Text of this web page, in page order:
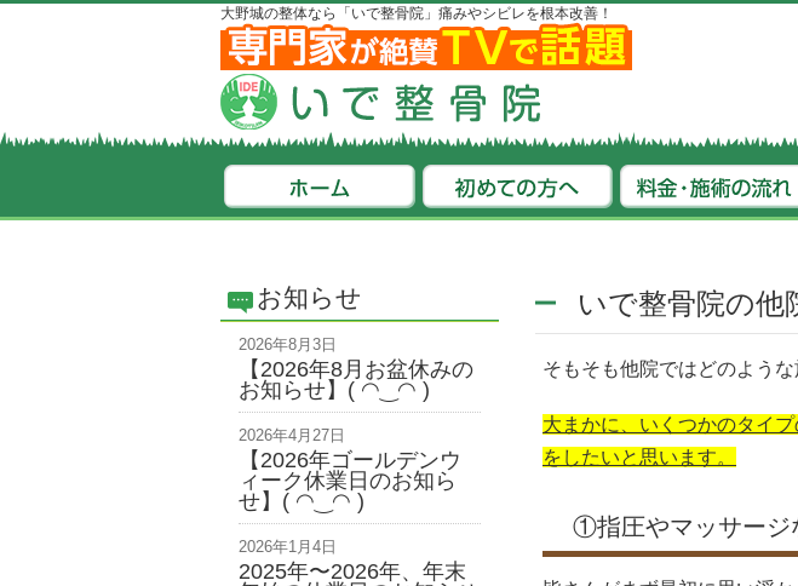
大野城の整体なら「いで整骨院」痛みやシビレを根本改善！
お知らせ
2026年8月3日
【2026年8月お盆休みの
お知らせ】( ◠‿◠ )
2026年4月27日
【2026年ゴールデンウ
ィーク休業日のお知ら
せ】( ◠‿◠ )
2026年1月4日
2025年〜2026年、年末
いで整骨院の他
そもそも他院ではどのよう
大まかに、いくつかのタイ
をしたいと思います。
①指圧やマッサージ